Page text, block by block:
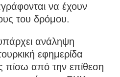
να έχουν
του δρόμου.
ανάληψη
εφημερίδα
πίσω από την επίθεση